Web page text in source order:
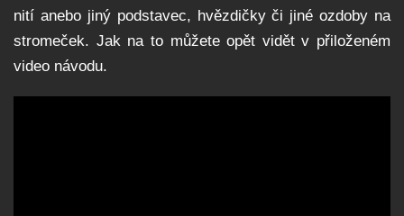
nití anebo jiný podstavec, hvězdičky či jiné ozdoby na
stromeček. Jak na to můžete opět vidět v přiloženém
video návodu.